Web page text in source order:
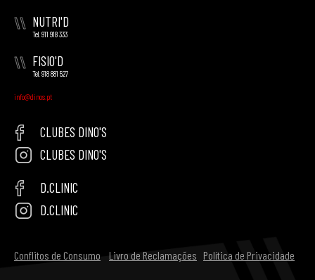
\\ NUTRI'D
Tel. 911 918 333
\\ FISIO'D
Tel. 918 881 527
info@dinos.pt
CLUBES DINO'S
CLUBES DINO'S
D.CLINIC
D.CLINIC
Conflitos de Consumo Livro de Reclamações Política de Privacidade